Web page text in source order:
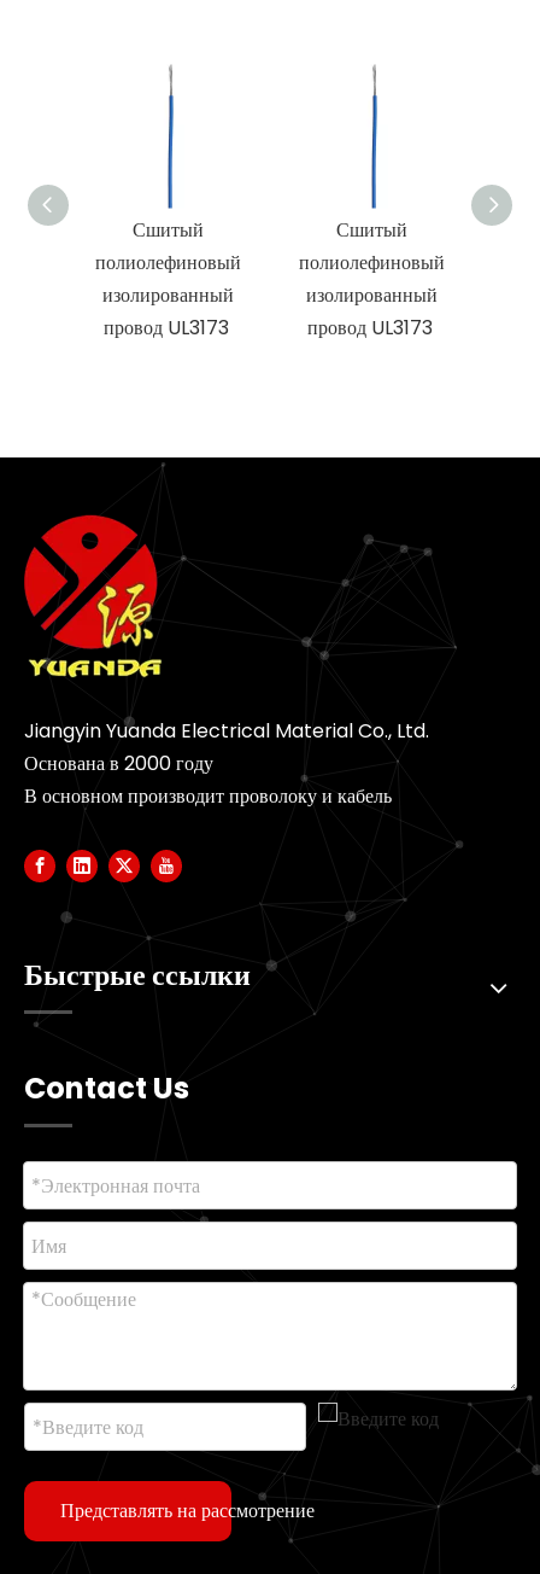
Сшитый
полиолефиновый
изолированный
провод UL3173
Сшитый
полиолефиновый
изолированный
провод UL3173
Jiangyin Yuanda Electrical Material Co., Ltd.
Основана в 2000 году
В основном производит проволоку и кабель
Быстрые ссылки
Contact Us
Представлять на рассмотрение